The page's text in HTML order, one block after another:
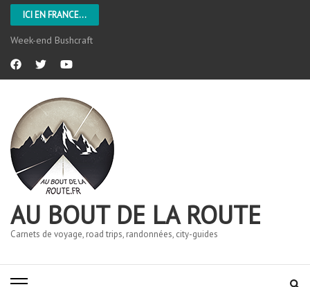
ICI EN FRANCE...
Week-end Bushcraft
AU BOUT DE LA ROUTE
Carnets de voyage, road trips, randonnées, city-guides